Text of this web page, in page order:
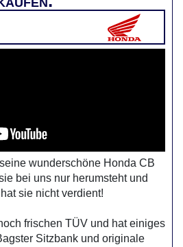
wunderschöne Honda CB
bei uns nur herumsteht und
sie nicht verdient!
frischen TÜV und hat einiges
Sitzbank und originale